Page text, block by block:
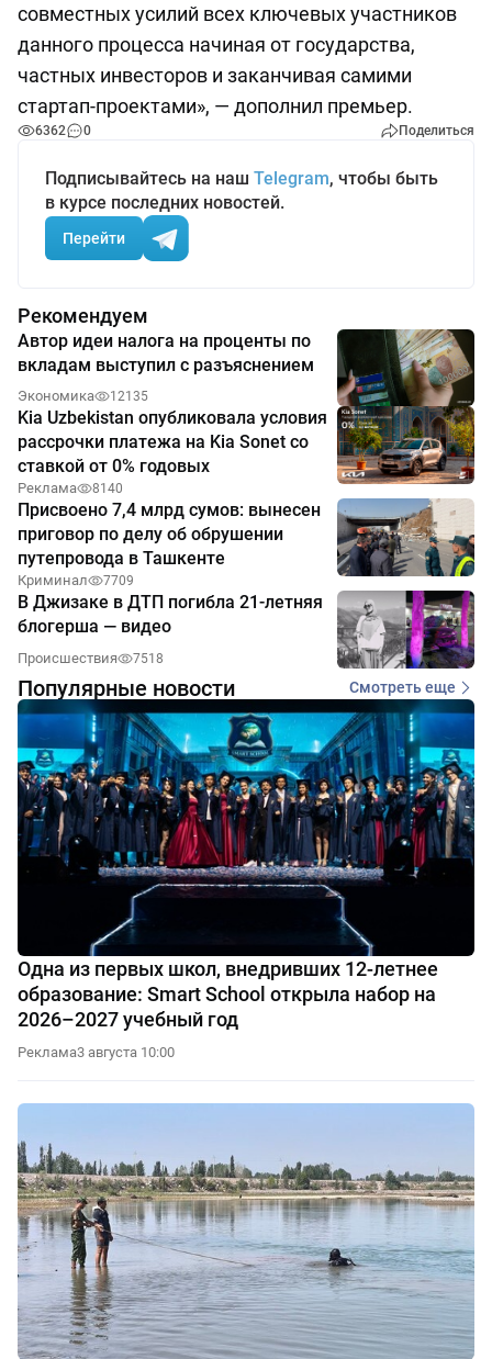
совместных усилий всех ключевых участников
данного процесса начиная от государства,
частных инвесторов и заканчивая самими
стартап-проектами», — дополнил премьер.
6362 0 Поделиться
Подписывайтесь на наш Telegram, чтобы быть
в курсе последних новостей.
Перейти
Рекомендуем
Автор идеи налога на проценты по
вкладам выступил с разъяснением
Экономика 12135
Kia Uzbekistan опубликовала условия
рассрочки платежа на Kia Sonet со
ставкой от 0% годовых
Реклама 8140
Присвоено 7,4 млрд сумов: вынесен
приговор по делу об обрушении
путепровода в Ташкенте
Криминал 7709
В Джизаке в ДТП погибла 21-летняя
блогерша — видео
Происшествия 7518
Популярные новости Смотреть еще
Одна из первых школ, внедривших 12-летнее
образование: Smart School открыла набор на
2026–2027 учебный год
Реклама3 августа 10:00